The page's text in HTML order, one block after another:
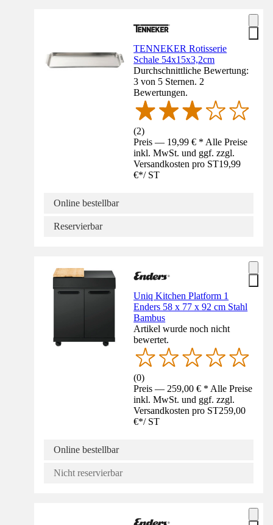
TENNEKER Rotisserie
Schale 54x15x3,2cm
Durchschnittliche Bewertung:
3 von 5 Sternen. 2
Bewertungen.
(2)
Preis — 19,99 € * Alle Preise
inkl. MwSt. und ggf. zzgl.
Versandkosten pro ST19,99
€*/ ST
Online bestellbar
Reservierbar
Uniq Kitchen Platform 1
Enders 58 x 77 x 92 cm Stahl
Bambus
Artikel wurde noch nicht
bewertet.
(0)
Preis — 259,00 € * Alle Preise
inkl. MwSt. und ggf. zzgl.
Versandkosten pro ST259,00
€*/ ST
Online bestellbar
Nicht reservierbar